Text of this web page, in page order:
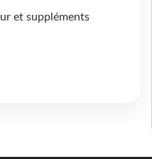
et suppléments